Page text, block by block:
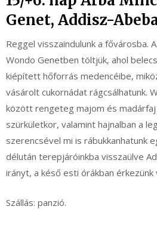
Genet, Addisz-
Reggel visszaindulunk a fővárosba.
Wondo Genetben töltjük, ahol
kiépített hőforrás medencéibe,
vásárolt cukornádat rágcsálhatunk.
között rengeteg majom és madárfaj
szürkületkor, valamint hajnalban a
szerencsével mi is rábukkanhatunk
délután terepjáróinkba visszaülve
irányt, a késő esti órákban érkezünk
Szállás: panzió.